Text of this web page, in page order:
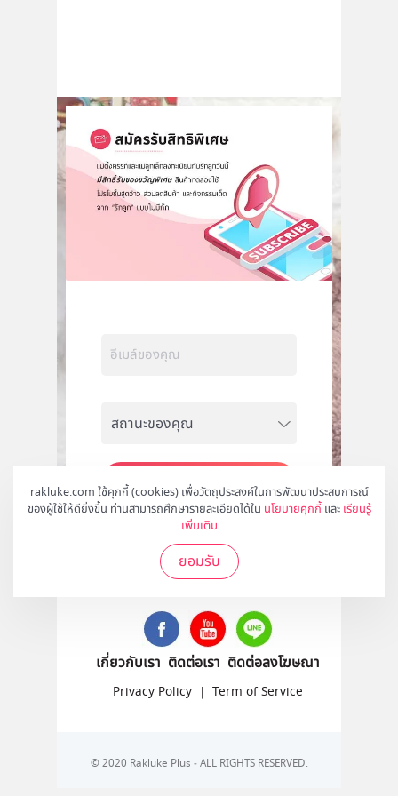
rakluke.com ใช้คุกกี้ (cookies) เพื่อวัตถุประสงค์ในการพัฒนาประสบการณ์
ของผู้ใช้ให้ดียิ่งขึ้น ท่านสามารถศึกษารายละเอียดได้ใน นโยบายคุกกี้ และ เรียนรู้
เพิ่มเติม
ยอมรับ
สมัคร
ติดตามเราได้ที่
เกี่ยวกับเรา ติดต่อเรา ติดต่อลงโฆษณา
Privacy Policy | Term of Service
© 2020 Rakluke Plus - ALL RIGHTS RESERVED.